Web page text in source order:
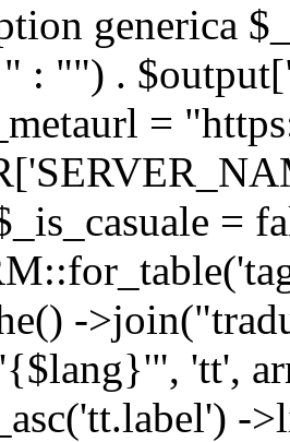
generica
: "") .
=
=
-
'tt',
-